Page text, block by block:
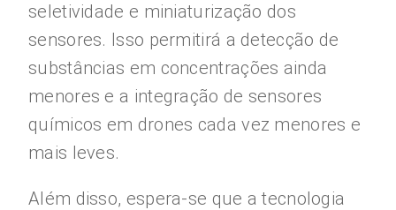
seletividade e miniaturização dos
sensores. Isso permitirá a detecção de
substâncias em concentrações ainda
menores e a integração de sensores
químicos em drones cada vez menores e
mais leves.
Além disso, espera-se que a tecnologia